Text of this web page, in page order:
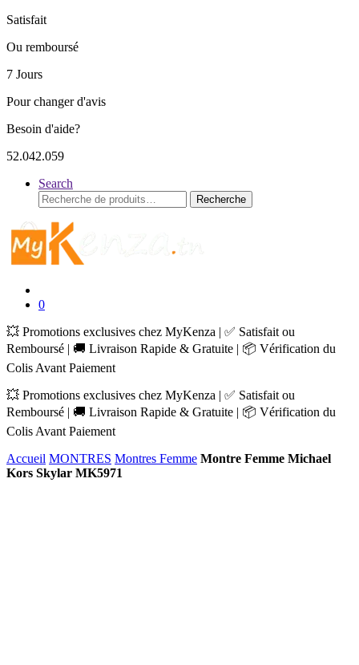
Satisfait
Ou remboursé
7 Jours
Pour changer d'avis
Besoin d'aide?
52.042.059
Search
Recherche
pour :
Recherche
0
💥 Promotions exclusives chez MyKenza | ✅ Satisfait ou
Remboursé | 🚚 Livraison Rapide & Gratuite | 📦 Vérification du
Colis Avant Paiement
💥 Promotions exclusives chez MyKenza | ✅ Satisfait ou
Remboursé | 🚚 Livraison Rapide & Gratuite | 📦 Vérification du
Colis Avant Paiement
Accueil MONTRES Montres Femme Montre Femme Michael
Kors Skylar MK5971